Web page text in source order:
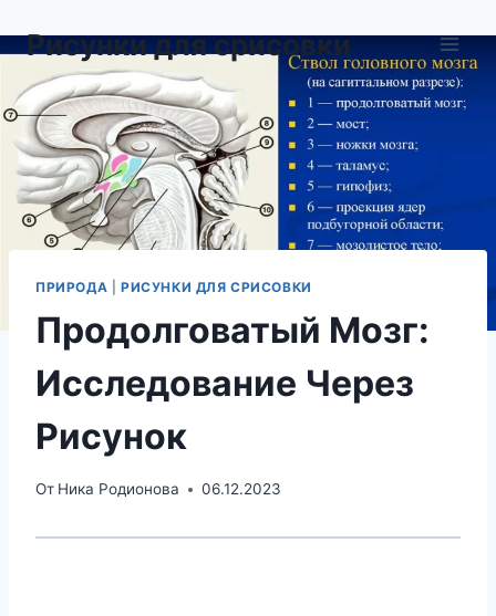
содержимому
Рисунки для срисовки
ПРИРОДА РИСУНКИ ДЛЯ СРИСОВКИ
Продолговатый Мозг:
Исследование Через
Рисунок
От Ника Родионова 06.12.2023